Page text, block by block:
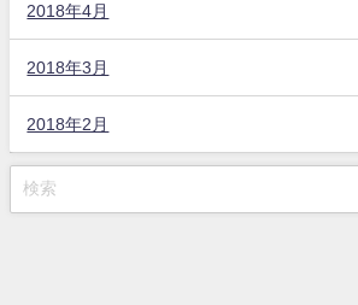
2018年4月
2018年3月
2018年2月